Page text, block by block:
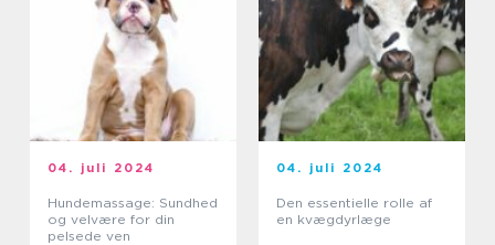
04. juli 2024
Hundemassage: Sundhed
og velvære for din
pelsede ven
04. juli 2024
Den essentielle rolle af
en kvægdyrlæge